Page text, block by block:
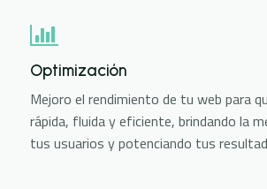
Optimización
Mejoro el rendimiento de tu web para
rápida, fluida y eficiente, brindando la
tus usuarios y potenciando tus